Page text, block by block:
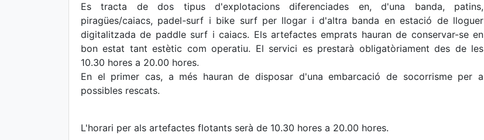
Es tracta de dos tipus d'explotacions diferenciades en, d'una banda, patins,
piragües/caiacs, padel-surf i bike surf per llogar i d'altra banda en estació de lloguer
digitalitzada de paddle surf i caiacs. Els artefactes emprats hauran de conservar-se en
bon estat tant estètic com operatiu. El servici es prestarà obligatòriament des de les
10.30 hores a 20.00 hores.
En el primer cas, a més hauran de disposar d'una embarcació de socorrisme per a
possibles rescats.
L'horari per als artefactes flotants serà de 10.30 hores a 20.00 hores.